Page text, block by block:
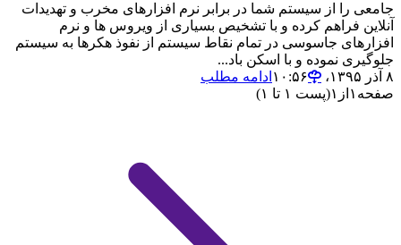
جامعی را از سیستم شما در برابر نرم افزارهای مخرب و تهدیدات
آنلاین فراهم کرده و با تشخیص بسیاری از ویروس ها و نرم
افزارهای جاسوسی در تمام نقاط سیستم از نفوذ هکرها به سیستم
جلوگیری نموده و با اسکن باد...
۸ آذر ۱۳۹۵،‏ ۱۰:۵۶
ادامه مطلب
صفحه ۱ از ۱(پست ۱ تا ۱)